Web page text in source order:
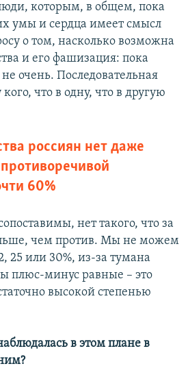
которым, в общем, пока
умы и сердца имеет смысл
о том, насколько возможна
и его фашизация: пока
не очень. Последовательная
что в одну, что в другую
россиян нет даже
60%
нет такого, что за
чем против. Мы не можем
25 или 30%, из-за тумана
плюс-минус равные – это
высокой степенью
в этом плане в